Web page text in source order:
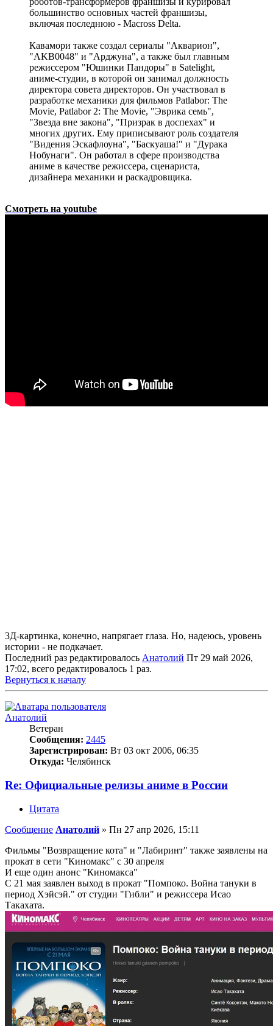
большинство основных частей франшизы,
включая последнюю - Macross Delta.
Кавамори также создал сериалы "Акварион",
"AKB0048" и "Арджуна", а также был главным
режиссером "Юшинки Пандоры" в Satelight,
аниме-студии, в которой он занимал должность
директора совета директоров. Он участвовал в
разработке механики для фильмов Patlabor: The
Movie, Patlabor 2: The Movie, "Эврика семь",
"Звезда вне закона", "Призрак в доспехах" и
многих других. Ему приписывают роль создателя
"Видения Эскафлоуна", "Баскуаша!" и "Дурака
Нобунаги". Он работал в сфере производства
аниме в качестве режиссера, сценариста,
дизайнера механики и раскадровщика.
Смотреть на youtube
3Д-картинка, конечно, напрягает глаза. Но, надеюсь, уровень
истории - не подкачает.
Последний раз редактировалось Анатолий Пт 29 май 2026,
17:02, всего редактировалось 1 раз.
Вернуться к началу
Анатолий
Ветеран
Сообщения: 2445
Зарегистрирован: Вт 03 окт 2006, 06:35
Откуда: Челябинск
Re: Официальные релизы аниме в России
Цитата
Сообщение Анатолий » Пн 27 апр 2026, 15:11
Фильмы "Возвращение кота" и "Лабиринт" также заявлены на
прокат в сети "Киномакс" с 30 апреля
И еще один анонс "Киномакса"
С 21 мая заявлен выход в прокат "Помпоко. Война тануки в
период Хэйсэй." от студии "Гибли" и режиссера Исао
Такахата.